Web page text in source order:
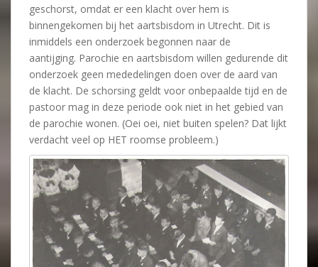
geschorst, omdat er een klacht over hem is
binnengekomen bij het aartsbisdom in Utrecht. Dit is
inmiddels een onderzoek begonnen naar de
aantijging. Parochie en aartsbisdom willen gedurende dit
onderzoek geen mededelingen doen over de aard van
de klacht. De schorsing geldt voor onbepaalde tijd en de
pastoor mag in deze periode ook niet in het gebied van
de parochie wonen. (Oei oei, niet buiten spelen? Dat lijkt
verdacht veel op HET roomse probleem.)